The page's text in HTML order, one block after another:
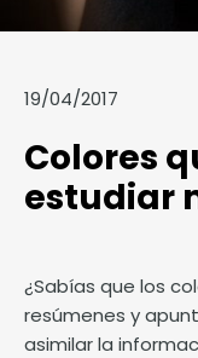
19/04/2017
Colores
estudiar
¿Sabías que los
resúmenes y
asimilar la